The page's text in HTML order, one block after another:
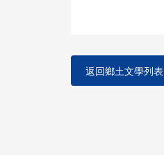
返回鄉土文學列表